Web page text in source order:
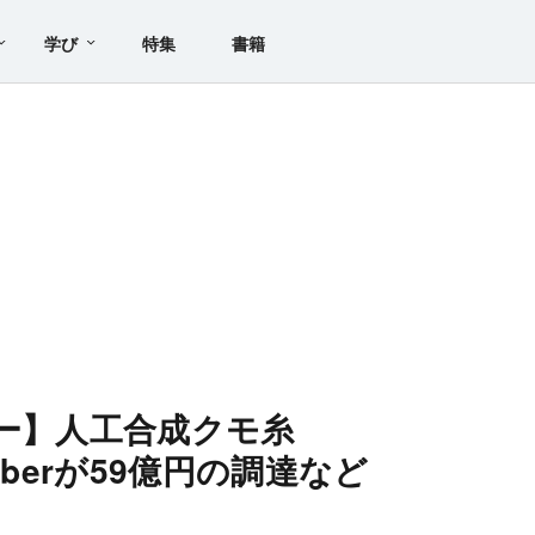
学び 特集 書籍
】人工合成クモ糸
が59億円の調達など